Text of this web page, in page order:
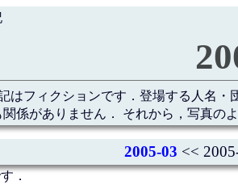
はフィクションです．登場する人名
関係がありません． それから，写真の
2005-03 <<
．